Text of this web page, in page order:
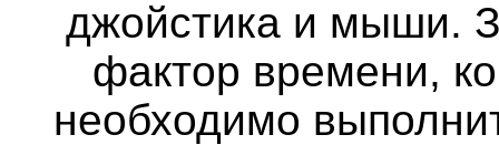
джойстика и мыши.
фактор времени,
необходимо